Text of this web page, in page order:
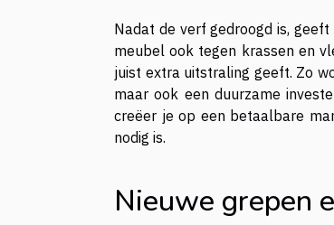
Nadat de verf gedroogd is,
meubel ook tegen krassen en
juist extra uitstraling geeft. Zo
maar ook een duurzame
creëer je op een betaalbare
nodig is.
Nieuwe grepen